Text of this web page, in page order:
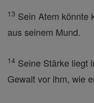
13 Sein Atem könnte
aus seinem Mund.
14 Seine Stärke liegt
Gewalt vor ihm, wie